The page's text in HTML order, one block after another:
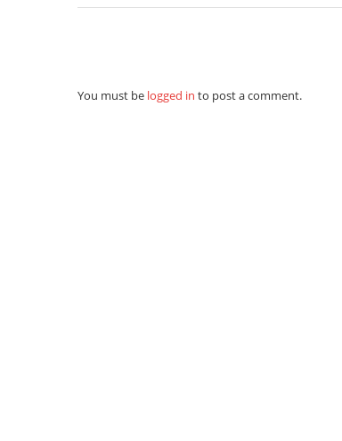
You must be logged in to post a comment.